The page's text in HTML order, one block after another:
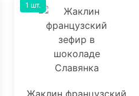
Жаклин французский
1 шт.